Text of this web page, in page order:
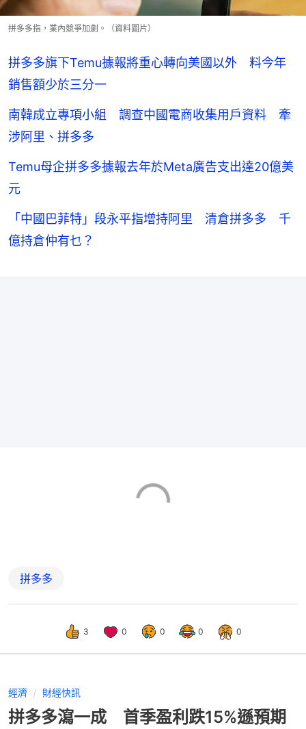
拼多多指，業內競爭加劇。（資料圖片）
拼多多旗下Temu據報將重心轉向美國以外 料今年
銷售額少於三分一
南韓成立專項小組 調查中國電商收集用戶資料 牽
涉阿里、拼多多
Temu母企拼多多據報去年於Meta廣告支出達20億美
元
「中國巴菲特」段永平指增持阿里 清倉拼多多 千
億持倉仲有乜？
拼多多
3 0 0 0 0
經濟 財經快訊
拼多多瀉一成 首季盈利跌15%遜預期